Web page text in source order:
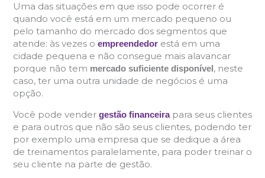
Uma das situações em que isso pode ocorrer é
quando você está em um mercado pequeno ou
pelo tamanho do mercado dos segmentos que
atende: às vezes o empreendedor está em uma
cidade pequena e não consegue mais alavancar
porque não tem mercado suficiente disponível, neste
caso, ter uma outra unidade de negócios é uma
opção.
Você pode vender gestão financeirapara seus clientes
e para outros que não são seus clientes, podendo ter
por exemplo uma empresa que se dedique a área
de treinamentos paralelamente, para poder treinar o
seu cliente na parte de gestão.